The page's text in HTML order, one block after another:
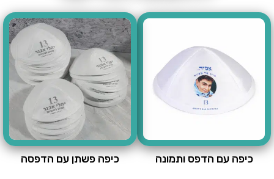
כיפה עם הדפס ותמונה כיפה פשתן עם הדפסה